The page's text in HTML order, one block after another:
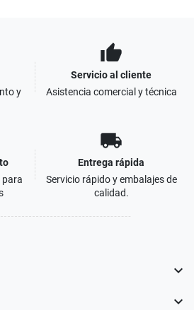
y
thumb_up
Servicio al cliente
Asistencia comercial y técnica
para
local_shipping
Entrega rápida
Servicio rápido y embalajes de
calidad.

